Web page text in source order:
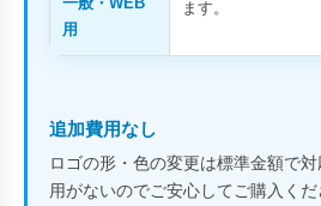
用
ます。
追加費用なし
ロゴの形・色の変更は標準金額で
用がないのでご安心してご購入くだ